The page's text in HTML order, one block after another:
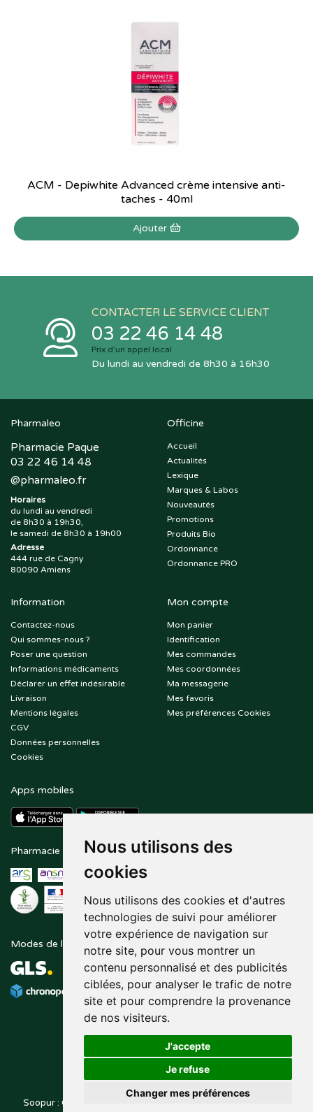
Nous utilisons des
cookies
Nous utilisons des cookies et d'autres
technologies de suivi pour améliorer
votre expérience de navigation sur
notre site, pour vous montrer un
contenu personnalisé et des publicités
ciblées, pour analyser le trafic de notre
site et pour comprendre la provenance
de nos visiteurs.
J'accepte
Je refuse
Changer mes préférences
ACM - Depiwhite Advanced crème intensive anti-
taches - 40ml
Ajouter
CONTACTER LE SERVICE CLIENT
03 22 46 14 48
Prix d’un appel local
Du lundi au vendredi de 8h30 à 16h30
Pharmaleo
Pharmacie Paque
03 22 46 14 48
@pharmaleo.fr
Horaires
du lundi au vendredi
de 8h30 à 19h30,
le samedi de 8h30 à 19h00
Adresse
444 rue de Cagny
80090 Amiens
Officine
Accueil
Actualités
Lexique
Marques & Labos
Nouveautés
Promotions
Produits Bio
Ordonnance
Ordonnance PRO
Information
Contactez-nous
Qui sommes-nous ?
Poser une question
Informations médicaments
Déclarer un effet indésirable
Livraison
Mentions légales
CGV
Données personnelles
Cookies
Mon compte
Mon panier
Identification
Mes commandes
Mes coordonnées
Ma messagerie
Mes favoris
Mes préférences Cookies
Apps mobiles
Pharmacie en ligne agréée Paiement sécurisé
Modes de livraison Suivez-nous sur
Soopur : Cosmétiques, soin de la peau, maquillage, toutes vos